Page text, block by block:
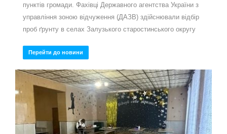
пунктів громади. Фахівці Державного агентства України з
управління зоною відчуження (ДАЗВ) здійснювали відбір
проб ґрунту в селах Залузького старостинського округу
Перейти до новини